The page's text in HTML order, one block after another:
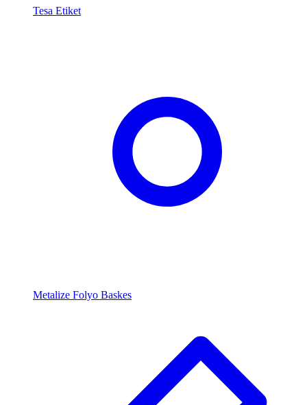
Tesa Etiket
Metalize Folyo Baskes